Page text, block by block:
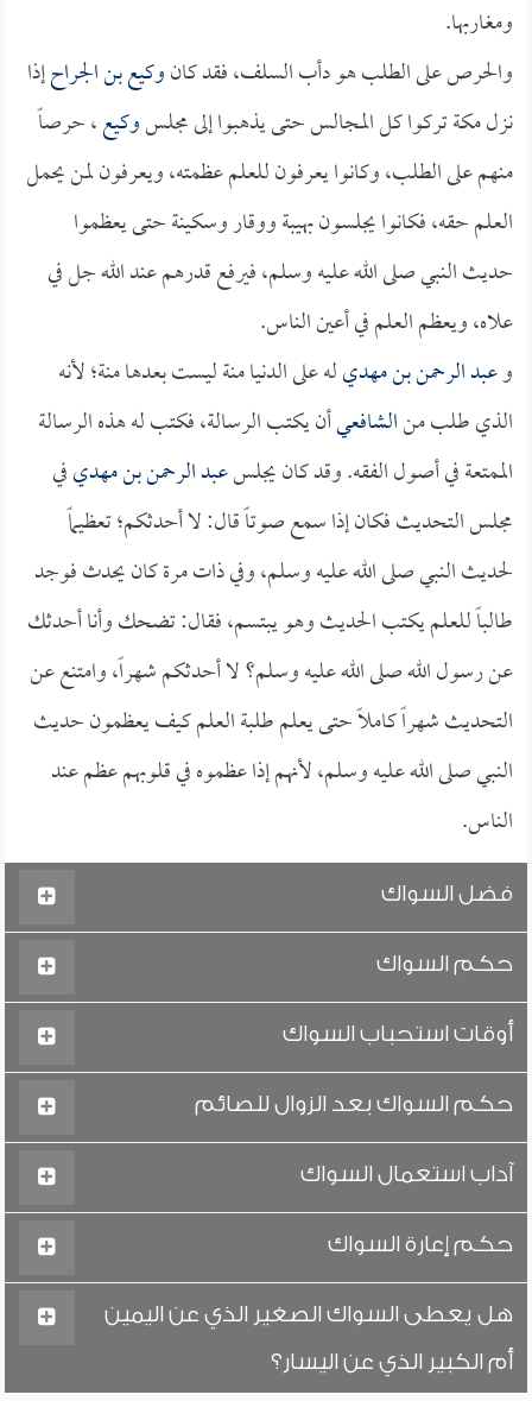
ومغاربها.
والحرص على الطلب هو دأب السلف، فقد كانوكيع بن الجراحإذا
نزل مكة تركوا كل المجالس حتى يذهبوا إلى مجلسوكيع، حرصاً
منهم على الطلب، وكانوا يعرفون للعلم عظمته، ويعرفون لمن يحمل
العلم حقه، فكانوا يجلسون بهيبة ووقار وسكينة حتى يعظموا
حديث النبي صلى الله عليه وسلم، فيرفع قدرهم عند الله جل في
علاه، ويعظم العلم في أعين الناس.
وعبد الرحمن بن مهديله على الدنيا منة ليست بعدها منة؛ لأنه
الذي طلب منالشافعيأن يكتب الرسالة، فكتب له هذه الرسالة
الممتعة في أصول الفقه. وقد كان يجلسعبد الرحمن بن مهديفي
مجلس التحديث فكان إذا سمع صوتاً قال: لا أحدثكم؛ تعظيماً
لحديث النبي صلى الله عليه وسلم، وفي ذات مرة كان يحدث فوجد
طالباً للعلم يكتب الحديث وهو يبتسم، فقال: تضحك وأنا أحدثك
عن رسول الله صلى الله عليه وسلم؟ لا أحدثكم شهراً، وامتنع عن
التحديث شهراً كاملاً حتى يعلم طلبة العلم كيف يعظمون حديث
النبي صلى الله عليه وسلم، لأنهم إذا عظموه في قلوبهم عظم عند
الناس.
فضل السواك
حكم السواك
أوقات استحباب السواك
حكم السواك بعد الزوال للصائم
آداب استعمال السواك
حكم إعارة السواك
هل يعطى السواك الصغير الذي عن اليمين
أم الكبير الذي عن اليسار؟